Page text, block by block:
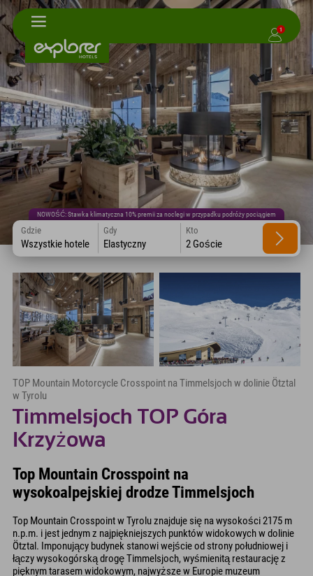
1
NOWOŚĆ: Stawka klimatyczna 10% premii za noclegi w przypadku podróży pociągiem
Gdzie
Wszystkie hotele
Gdy
Elastyczny
Kto
2 Goście
TOP Mountain Motorcycle Crosspoint na Timmelsjoch w dolinie Ötztal
w Tyrolu
Timmelsjoch TOP Góra
Krzyżowa
Top Mountain Crosspoint na
wysokoalpejskiej drodze Timmelsjoch
Top Mountain Crosspoint w Tyrolu znajduje się na wysokości 2175 m
n.p.m. i jest jednym z najpiękniejszych punktów widokowych w dolinie
Ötztal. Imponujący budynek stanowi wejście od strony południowej i
łączy wysokogórską drogę Timmelsjoch, wyśmienitą restaurację z
pięknym tarasem widokowym, najwyższe w Europie muzeum